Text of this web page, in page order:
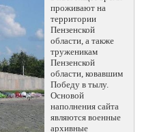
проживают на
территории
Пензенской
области, а также
труженикам
Пензенской
области, ковавшим
Победу в тылу.
Основой
наполнения сайта
являются военные
архивные